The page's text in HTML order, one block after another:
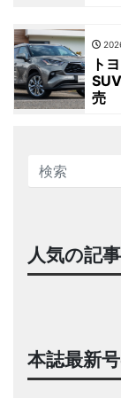
ト
売
人気の記事
本誌最新